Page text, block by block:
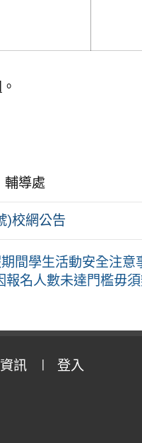
。
輔導處
)校網公告
間學生活動安全注意
名人數未達門檻毋
訊 登入